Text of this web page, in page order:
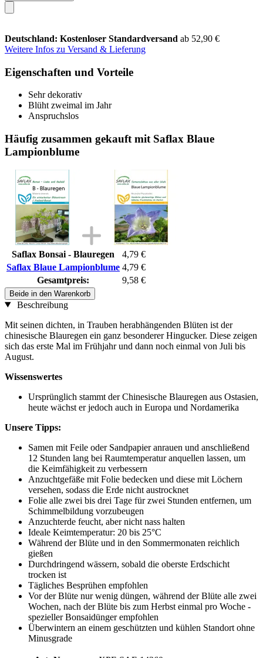
Deutschland: Kostenloser Standardversand ab 52,90 €
Weitere Infos zu Versand & Lieferung
Eigenschaften und Vorteile
Sehr dekorativ
Blüht zweimal im Jahr
Anspruchslos
Häufig zusammen gekauft mit Saflax Blaue
Lampionblume
Saflax Bonsai - Blauregen
4,79 €
Saflax Blaue Lampionblume 4,79 €
Gesamtpreis:
9,58 €
Beide in den Warenkorb
Beschreibung
Mit seinen dichten, in Trauben herabhängenden Blüten ist der
chinesische Blauregen ein ganz besonderer Hingucker. Diese zeigen
sich das erste Mal im Frühjahr und dann noch einmal von Juli bis
August.
Wissenswertes
Ursprünglich stammt der Chinesische Blauregen aus Ostasien,
heute wächst er jedoch auch in Europa und Nordamerika
Unsere Tipps:
Samen mit Feile oder Sandpapier anrauen und anschließend
12 Stunden lang bei Raumtemperatur anquellen lassen, um
die Keimfähigkeit zu verbessern
Anzuchtgefäße mit Folie bedecken und diese mit Löchern
versehen, sodass die Erde nicht austrocknet
Folie alle zwei bis drei Tage für zwei Stunden entfernen, um
Schimmelbildung vorzubeugen
Anzuchterde feucht, aber nicht nass halten
Ideale Keimtemperatur: 20 bis 25°C
Während der Blüte und in den Sommermonaten reichlich
gießen
Durchdringend wässern, sobald die oberste Erdschicht
trocken ist
Tägliches Besprühen empfohlen
Vor der Blüte nur wenig düngen, während der Blüte alle zwei
Wochen, nach der Blüte bis zum Herbst einmal pro Woche -
spezieller Bonsaidünger empfohlen
Überwintern an einem geschützten und kühlen Standort ohne
Minusgrade